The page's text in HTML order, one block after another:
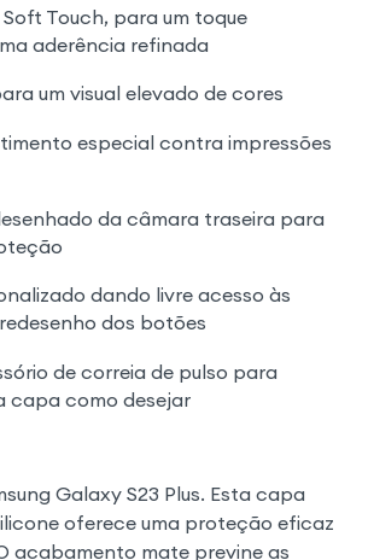
Touch, para um toque
aderência refinada
um visual elevado de cores
especial contra impressões
da câmara traseira para
dando livre acesso às
dos botões
de correia de pulso para
capa como desejar
Galaxy S23 Plus. Esta capa
oferece uma proteção eficaz
acabamento mate previne as